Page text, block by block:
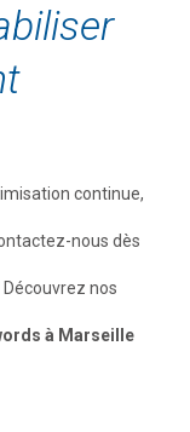
continue,
nous dès
nos
à Marseille